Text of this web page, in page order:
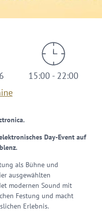
15:00 - 22:00
Day-Event auf
als Bühne und
ausgewählten
modernen Sound mit
Festung und macht
Erlebnis.